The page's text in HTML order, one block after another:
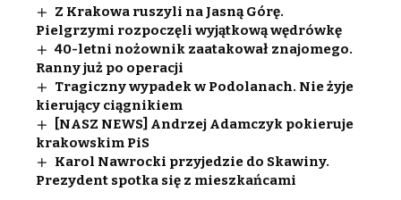
Z Krakowa ruszyli na Jasną Górę.
Pielgrzymi rozpoczęli wyjątkową wędrówkę
40-letni nożownik zaatakował znajomego.
Ranny już po operacji
Tragiczny wypadek w Podolanach. Nie żyje
kierujący ciągnikiem
[NASZ NEWS] Andrzej Adamczyk pokieruje
krakowskim PiS
Karol Nawrocki przyjedzie do Skawiny.
Prezydent spotka się z mieszkańcami